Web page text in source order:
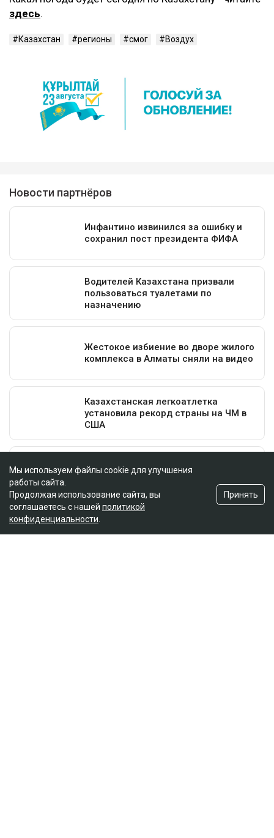
здесь.
Казахстан регионы смог Воздух
Мы используем файлы cookie для улучшения
работы сайта.
Продолжая использование сайта, вы
соглашаетесь с нашей политикой
конфиденциальности
Принять